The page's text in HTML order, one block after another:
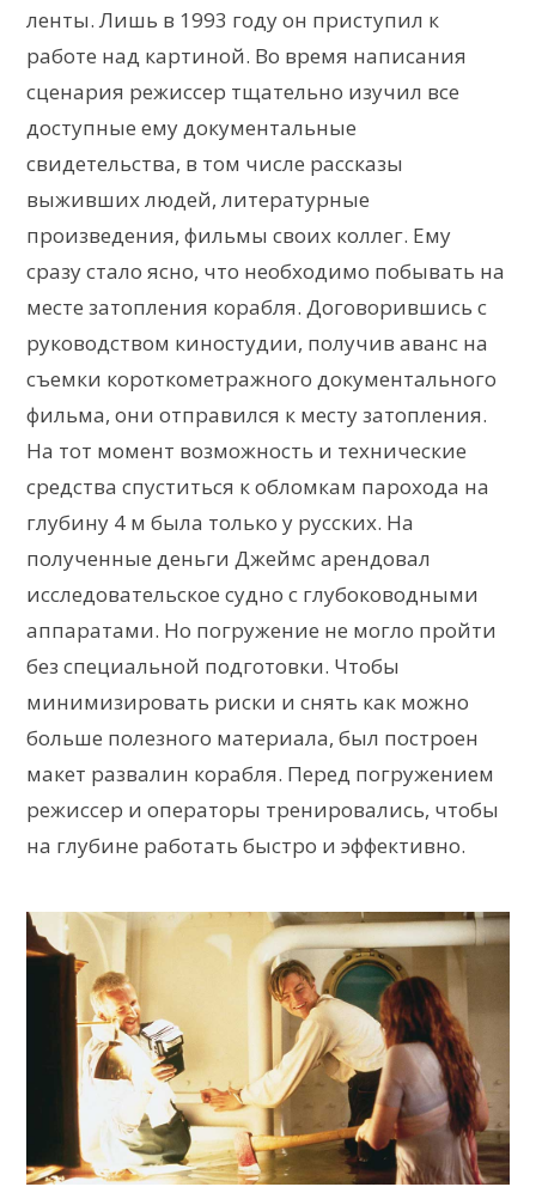
ленты. Лишь в 1993 году он приступил к
работе над картиной. Во время написания
сценария режиссер тщательно изучил все
доступные ему документальные
свидетельства, в том числе рассказы
выживших людей, литературные
произведения, фильмы своих коллег. Ему
сразу стало ясно, что необходимо побывать на
месте затопления корабля. Договорившись с
руководством киностудии, получив аванс на
съемки короткометражного документального
фильма, они отправился к месту затопления.
На тот момент возможность и технические
средства спуститься к обломкам парохода на
глубину 4 м была только у русских. На
полученные деньги Джеймс арендовал
исследовательское судно с глубоководными
аппаратами. Но погружение не могло пройти
без специальной подготовки. Чтобы
минимизировать риски и снять как можно
больше полезного материала, был построен
макет развалин корабля. Перед погружением
режиссер и операторы тренировались, чтобы
на глубине работать быстро и эффективно.